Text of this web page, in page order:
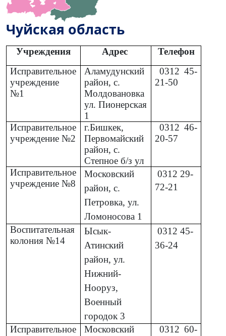
Чуйская область
Учреждения Адрес
Телефон
Исправительное
учреждение
№1
Аламудунский
район, с.
Молдовановка
ул. Пионерская
1
0312 45-
21-50
Исправительное
учреждение №2
г.Бишкек,
Первомайский
район, с.
Степное б/з ул
0312 46-
20-57
Исправительное
учреждение №8
Московский
район, с.
Петровка, ул.
Ломоносова 1
0312 29-
72-21
Воспитательная
колония №14
Ысык-
Атинский
район, ул.
Нижний-
Нооруз,
Военный
городок 3
031245-
36-24
Исправительное
Московский
0312 60-